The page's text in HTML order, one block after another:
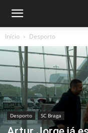
Início Desporto
Desporto SC Braga